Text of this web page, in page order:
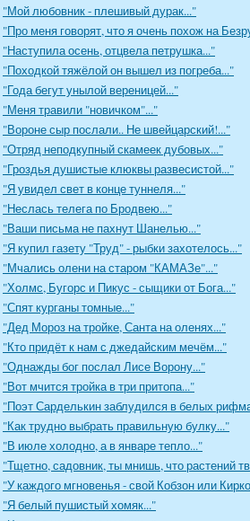
"Мой любовник - плешивый дурак..."
"Про меня говорят, что я очень похож на
"Наступила осень, отцвела петрушка..."
"Походкой тяжёлой он вышел из погреба..."
"Года бегут унылой вереницей..."
"Меня травили "новичком"..."
"Вороне сыр послали.. Не швейцарский!..."
"Отряд неподкупный скамеек дубовых..."
"Гроздья душистые клюквы развесистой..."
"Я увидел свет в конце туннеля..."
"Неслась телега по Бродвею..."
"Ваши письма не пахнут Шанелью..."
"Я купил газету "Труд" - рыбки захотелось..."
"Мчались олени на старом "КАМАЗе"..."
"Холмс, Бугорс и Пикус - сыщики от Бога..."
"Спят курганы томные..."
"Дед Мороз на тройке, Санта на оленях..."
"Кто придёт к нам с джедайским мечём..."
"Однажды бог послал Лисе Ворону..."
"Вот мчится тройка в три притопа..."
"Поэт Сарделькин заблудился в белых
"Как трудно выбрать правильную булку..."
"В июле холодно, а в январе тепло..."
"Тщетно, садовник, ты мнишь, что растений
"У каждого мгновенья - свой Кобзон или
"Я белый пушистый хомяк..."